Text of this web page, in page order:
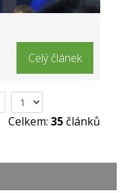
Celý článek
Celkem: 35 článků